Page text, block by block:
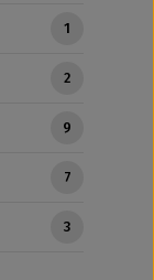
1
2
9
7
3